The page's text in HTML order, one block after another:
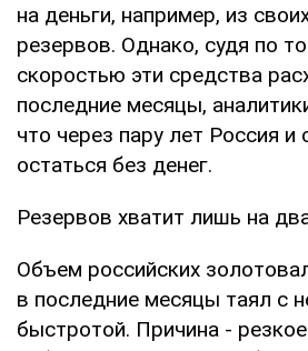
на деньги, например, из
резервов. Однако, судя по
скоростью эти средства
последние месяцы,
что через пару лет Россия
остаться без денег.
Резервов хватит лишь на
Объем российских
в последние месяцы таял с
быстротой. Причина -